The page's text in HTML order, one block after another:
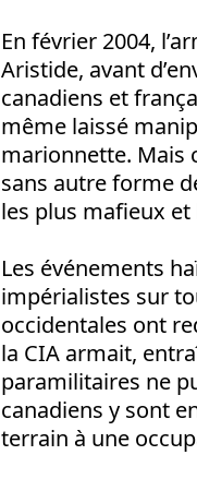
En février 2004,
Aristide, avant
canadiens et
même laissé
marionnette. Mais
sans autre forme
les plus mafieux et
Les événements
impérialistes sur
occidentales ont
la CIA armait,
paramilitaires ne
canadiens y sont
terrain à une